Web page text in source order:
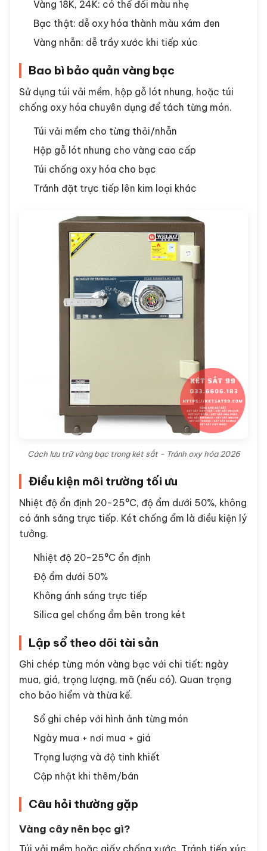
Vàng 18K, 24K: có thể đổi màu nhẹ
Bạc thật: dễ oxy hóa thành màu xám đen
Vàng nhẫn: dễ trầy xước khi tiếp xúc
Bao bì bảo quản vàng bạc
Sử dụng túi vải mềm, hộp gỗ lót nhung, hoặc túi
chống oxy hóa chuyên dụng để tách từng món.
Túi vải mềm cho từng thỏi/nhẫn
Hộp gỗ lót nhung cho vàng cao cấp
Túi chống oxy hóa cho bạc
Tránh đặt trực tiếp lên kim loại khác
Cách lưu trữ vàng bạc trong két sắt - Tránh oxy hóa 2026
Điều kiện môi trường tối ưu
Nhiệt độ ổn định 20-25°C, độ ẩm dưới 50%, không
có ánh sáng trực tiếp. Két chống ẩm là điều kiện lý
tưởng.
Nhiệt độ 20-25°C ổn định
Độ ẩm dưới 50%
Không ánh sáng trực tiếp
Silica gel chống ẩm bên trong két
Lập sổ theo dõi tài sản
Ghi chép từng món vàng bạc với chi tiết: ngày
mua, giá, trọng lượng, mã (nếu có). Quan trọng
cho bảo hiểm và thừa kế.
Sổ ghi chép với hình ảnh từng món
Ngày mua + nơi mua + giá
Trọng lượng và độ tinh khiết
Cập nhật khi thêm/bán
Câu hỏi thường gặp
Vàng cây nên bọc gì?
Túi vải mềm hoặc giấy chống xước. Tránh tiếp xúc